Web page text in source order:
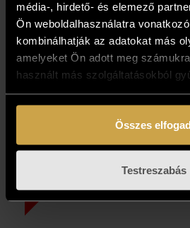
média-, hirdető- és elemező
Ön weboldalhasználatra
kombinálhatják az adatokat más
amelyeket Ön adott meg
használt más szolgáltatásokból
Összes
Testreszabás
Endre Szász
– Ancient Lovers
427 000Ft